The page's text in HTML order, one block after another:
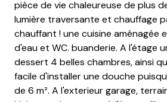
pièce de vie chaleureuse de plus
lumière traversante et chauffage
chauffant ! une cuisine aménagée
d'eau et WC. buanderie. A l'étage
dessert 4 belles chambres, ainsi
facile d'installer une douche
de 6 m². A l'exterieur garage,